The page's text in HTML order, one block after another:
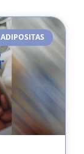
ADIPOSITAS